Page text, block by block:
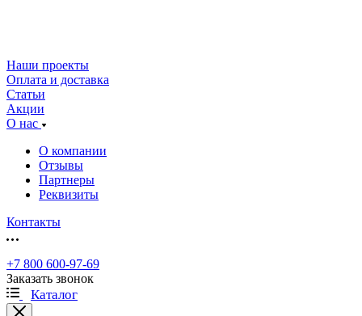
Наши проекты
Оплата и доставка
Статьи
Акции
О нас
О компании
Отзывы
Партнеры
Реквизиты
Контакты
+7 800 600-97-69
Заказать звонок
Каталог